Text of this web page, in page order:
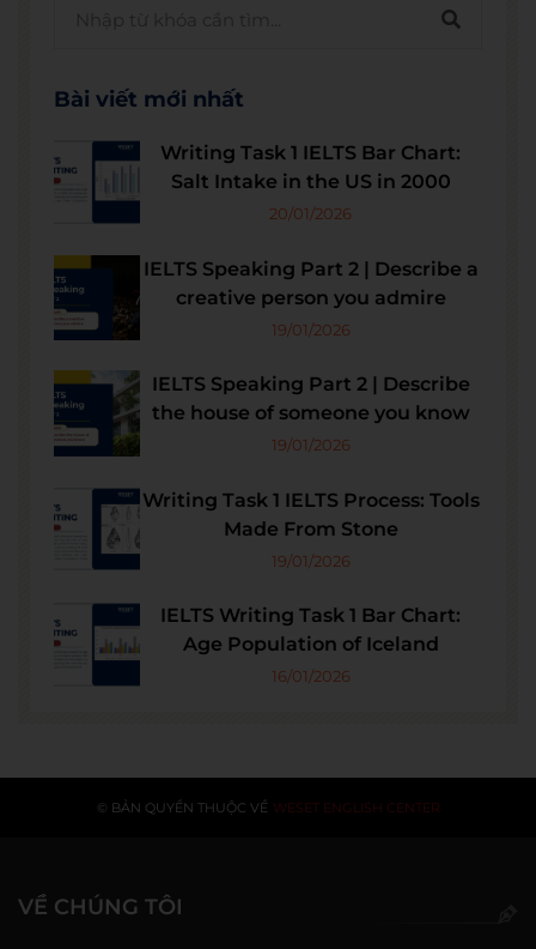
Bài viết mới nhất
Writing Task 1 IELTS Bar Chart:
Salt Intake in the US in 2000
20/01/2026
IELTS Speaking Part 2 | Describe a
creative person you admire
19/01/2026
IELTS Speaking Part 2 | Describe
the house of someone you know
19/01/2026
Writing Task 1 IELTS Process: Tools
Made From Stone
19/01/2026
IELTS Writing Task 1 Bar Chart:
Age Population of Iceland
16/01/2026
© BẢN QUYỀN THUỘC VỀ WESET ENGLISH CENTER
VỀ CHÚNG TÔI